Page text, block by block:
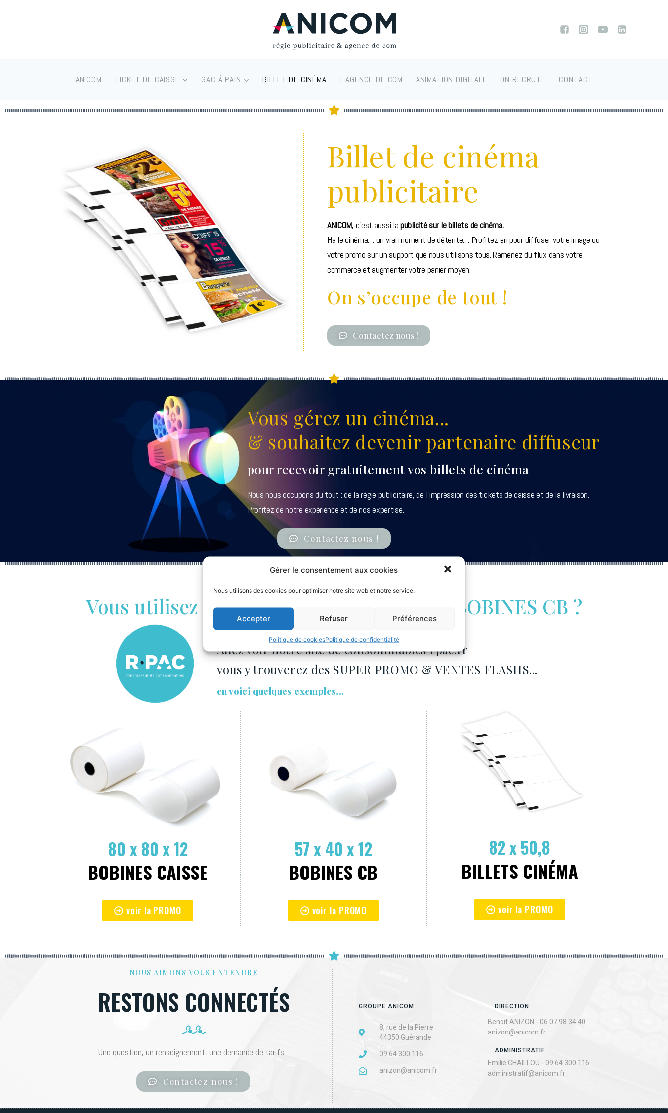
Gérer le consentement aux cookies
Nous utilisons des cookies pour optimiser notre site web et notre service.
Accepter Refuser Préférences
Politique de cookiesPolitique de confidentialité
ANICOM TICKET DE CAISSE SAC À PAIN BILLET DE CINÉMA L’AGENCE DE COM ANIMATION DIGITALE ON RECRUTE CONTACT
Billet de cinéma
publicitaire
ANICOM, c’est aussi lapublicité sur le billets de cinéma.
Ha le cinéma… un vrai moment de détente… Profitez-en pour diffuser votre image ou
votre promo sur un support que nous utilisons tous. Ramenez du flux dans votre
commerce et augmenter votre panier moyen.
On s’occupe de tout !
Contactez nous !
Vous gérez un cinéma...
& souhaitez devenir partenaire diffuseur
pour recevoir gratuitement vos billets de cinéma
Nous nous occupons du tout : de la régie publicitaire, de l’impression des tickets de caisse et de la livraison.
Profitez de notre expérience et de nos expertise.
Contactez nous !
Vous utilisez des BOBINES CAISSE & des BOBINES CB ?
Allez voir notre site de consommables rpac.fr
vous y trouverez des SUPER PROMO & VENTES FLASHS...
en voici quelques exemples...
80 x 80 x 12
BOBINES CAISSE
voir la PROMO
57 x 40 x 12
BOBINES CB
voir la PROMO
82 x 50,8
BILLETS CINÉMA
voir la PROMO
NOUS AIMONS VOUS ENTENDRE
RESTONS CONNECTÉS
Une question, un renseignement, une demande de tarifs...
Contactez nous !
GROUPE ANICOM
8, rue de la Pierre
44350 Guérande
09 64 300 116
anizon@anicom.fr
DIRECTION
Benoit ANIZON - 06 07 98 34 40
anizon@anicom.fr
ADMINISTRATIF
Emilie CHAILLOU - 09 64 300 116
administratif@anicom.fr